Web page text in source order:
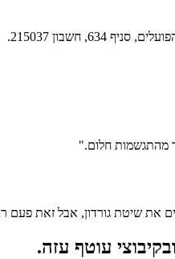
מהתגשמות חלום."
את שיטת גורדון, אבל זאת פעם
עוטף עזה.